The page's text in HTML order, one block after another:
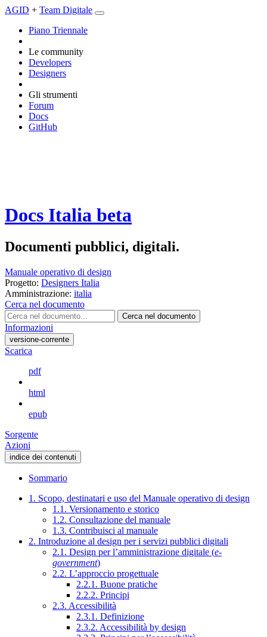
AGID + Team Digitale
Piano Triennale
Le community
Developers
Designers
Gli strumenti
Forum
Docs
GitHub
Docs Italia beta
Documenti pubblici, digitali.
Manuale operativo di design
Progetto: Designers Italia
Amministrazione: italia
Cerca nel documento
Cerca nel documento
Informazioni
versione-corrente
Scarica
pdf
html
epub
Sorgente
Azioni
indice dei contenuti
Sommario
1. Scopo, destinatari e uso del Manuale operativo di design
1.1. Versionamento e storico
1.2. Consultazione del manuale
1.3. Contribuisci al manuale
2. Introduzione al design per i servizi pubblici digitali
2.1. Design per l’amministrazione digitale (e-
government)
2.2. L’approccio progettuale
2.2.1. Buone pratiche
2.2.2. Principi
2.3. Accessibilità
2.3.1. Definizione
2.3.2. Accessibilità by design